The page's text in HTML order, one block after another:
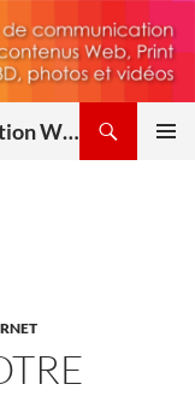
Media 377, l'agence de communication Web & Print